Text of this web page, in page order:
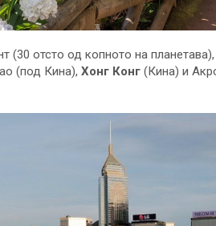
(30 отсто од копното на
(под Кина), Хонг Конг (Кина) и